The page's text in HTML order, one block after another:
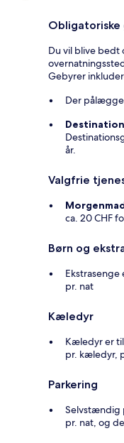
Du vil blive
Gebyrer
Der
år.
Valgfrie
ca. 20 CHF
Børn og
pr. nat
Kæledyr
Kæledyr er
pr. kæledyr,
Parkering
Selvstændig
pr. nat, og